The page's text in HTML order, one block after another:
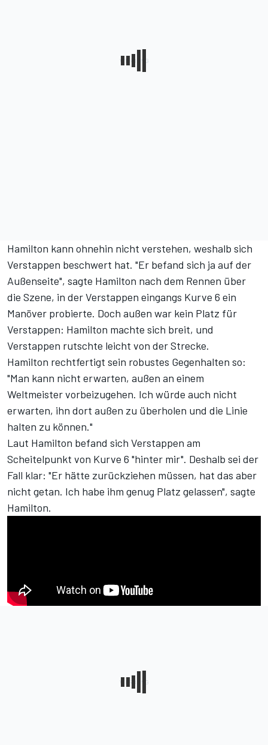
Hamilton kann ohnehin nicht verstehen, weshalb sich
Verstappen beschwert hat. "Er befand sich ja auf der
Außenseite", sagte Hamilton nach dem Rennen über
die Szene, in der Verstappen eingangs Kurve 6 ein
Manöver probierte. Doch außen war kein Platz für
Verstappen: Hamilton machte sich breit, und
Verstappen rutschte leicht von der Strecke.
Hamilton rechtfertigt sein robustes Gegenhalten so:
"Man kann nicht erwarten, außen an einem
Weltmeister vorbeizugehen. Ich würde auch nicht
erwarten, ihn dort außen zu überholen und die Linie
halten zu können."
Laut Hamilton befand sich Verstappen am
Scheitelpunkt von Kurve 6 "hinter mir". Deshalb sei der
Fall klar: "Er hätte zurückziehen müssen, hat das aber
nicht getan. Ich habe ihm genug Platz gelassen", sagte
Hamilton.